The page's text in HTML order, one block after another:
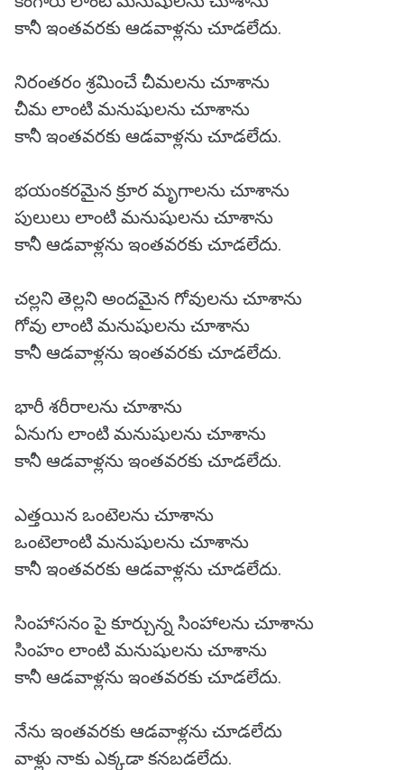
కానీ ఇంతవరకు ఆడవాళ్లను చూడలేదు.
నిరంతరం శ్రమించే చీమలను చూశాను
చీమ లాంటి మనుషులను చూశాను
కానీ ఇంతవరకు ఆడవాళ్లను చూడలేదు.
భయంకరమైన క్రూర మృగాలను చూశాను
పులులు లాంటి మనుషులను చూశాను
కానీ ఆడవాళ్లను ఇంతవరకు చూడలేదు.
చల్లని తెల్లని అందమైన గోవులను చూశాను
గోవు లాంటి మనుషులను చూశాను
కానీ ఆడవాళ్లను ఇంతవరకు చూడలేదు.
భారీ శరీరాలను చూశాను
ఏనుగు లాంటి మనుషులను చూశాను
కానీ ఆడవాళ్లను ఇంతవరకు చూడలేదు.
ఎత్తయిన ఒంటెలను చూశాను
ఒంటెలాంటి మనుషులను చూశాను
కానీ ఇంతవరకు ఆడవాళ్లను చూడలేదు.
సింహాసనం పై కూర్చున్న సింహాలను చూశాను
సింహం లాంటి మనుషులను చూశాను
కానీ ఆడవాళ్లను ఇంతవరకు చూడలేదు.
నేను ఇంతవరకు ఆడవాళ్లను చూడలేదు
వాళ్లు నాకు ఎక్కడా కనబడలేదు.